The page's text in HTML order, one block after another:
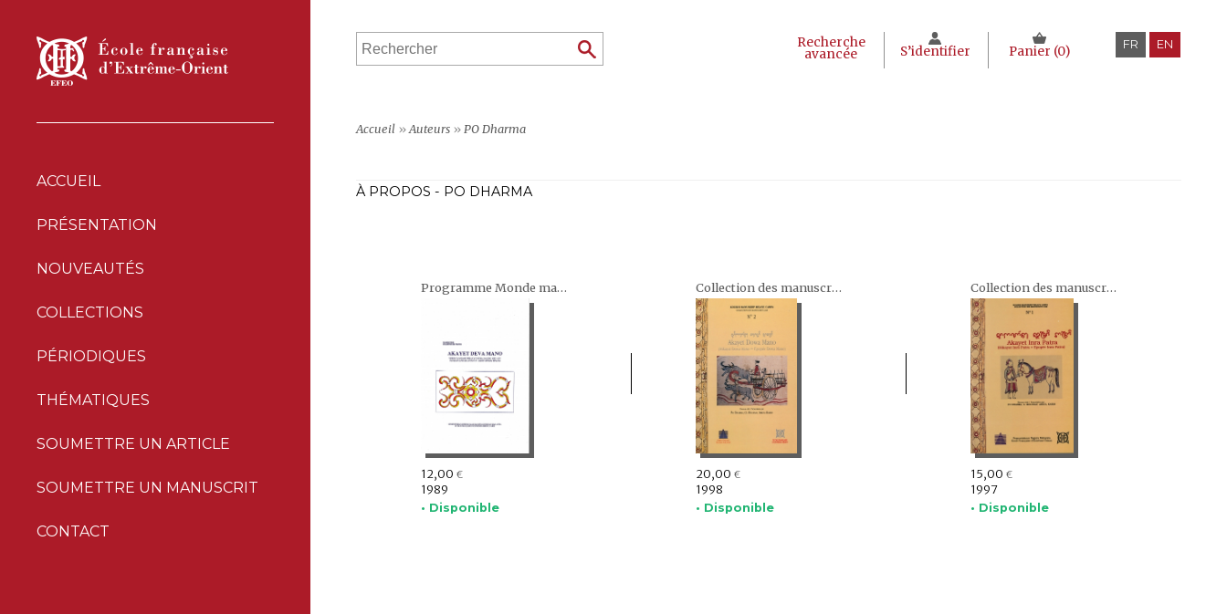
ACCUEIL
PRÉSENTATION
NOUVEAUTÉS
COLLECTIONS
PÉRIODIQUES
THÉMATIQUES
SOUMETTRE UN ARTICLE
SOUMETTRE UN MANUSCRIT
CONTACT
Recherche
avancée S’identifier Panier (0) FR EN
Accueil »Auteurs » PO Dharma
À PROPOS - PO DHARMA
Programme Monde malais - Monde indochinois (Dunia Melayu - Dunia Indochina)
12,00 €
1989
• Disponible
Collection des manuscrits cam : Koleksi Manuskrip Melayu Campa
20,00 €
1998
• Disponible
Collection des manuscrits cam : Koleksi Manuskrip Melayu Campa
15,00 €
1997
• Disponible